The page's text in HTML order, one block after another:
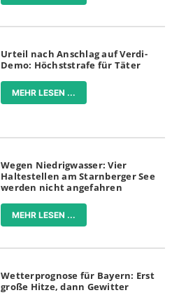
Urteil nach Anschlag auf Verdi-
Demo: Höchststrafe für Täter
MEHR LESEN ...
Wegen Niedrigwasser: Vier
Haltestellen am Starnberger See
werden nicht angefahren
MEHR LESEN ...
Wetterprognose für Bayern: Erst
große Hitze, dann Gewitter